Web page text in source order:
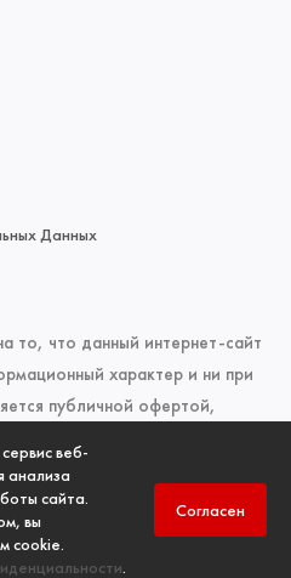
веб-
анализа
сайта.
вы
cookie.
.
Согласен
Данных
то, что данный интернет-сайт
характер и ни при
публичной офертой,
Для получения подробной
указанных товаров и
к менеджерам отдела
в разделе